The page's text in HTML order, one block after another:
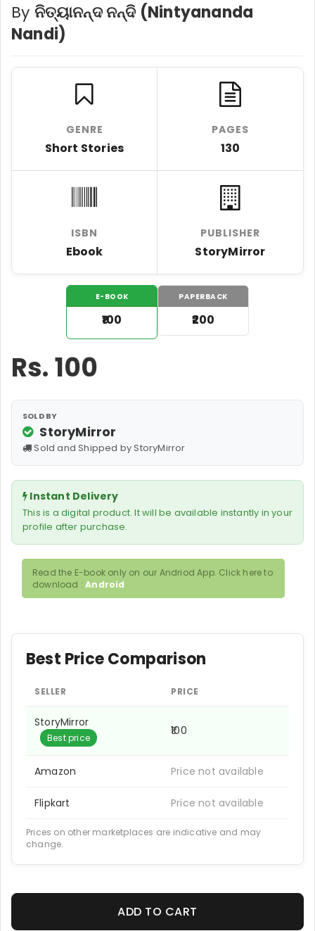
By ନିତ୍ୟାନନ୍ଦ ନନ୍ଦି (Nintyananda
Nandi)
GENRE
Short Stories
PAGES
130
ISBN
Ebook
PUBLISHER
StoryMirror
E-BOOK
₹100
PAPERBACK
₹200
Rs.100
SOLD BY
StoryMirror
Sold and Shipped by StoryMirror
Instant Delivery
This is a digital product. It will be available instantly in your
profile after purchase.
Read the E-book only on our Andriod App. Click here to
download :Android
Best Price Comparison
SELLER PRICE
StoryMirror
Best price
₹100
Amazon Price not available
Flipkart Price not available
Prices on other marketplaces are indicative and may
change.
ADD TO CART